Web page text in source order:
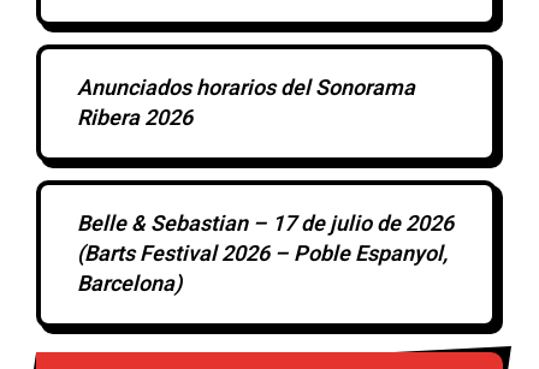
Anunciados horarios del Sonorama
Ribera 2026
Belle & Sebastian – 17 de julio de 2026
(Barts Festival 2026 – Poble Espanyol,
Barcelona)